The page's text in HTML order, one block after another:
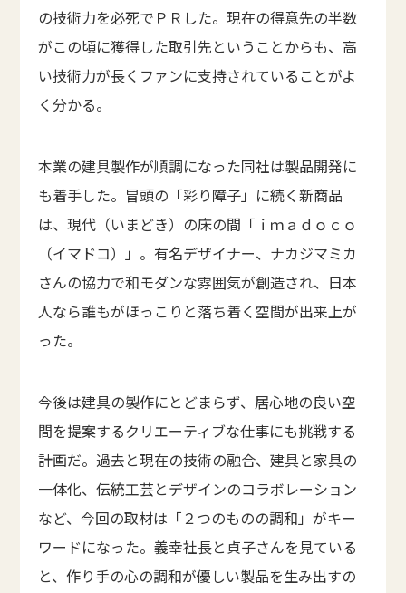
の技術力を必死でＰＲした。現在の得意先の半数
がこの頃に獲得した取引先ということからも、高
い技術力が長くファンに支持されていることがよ
く分かる。
本業の建具製作が順調になった同社は製品開発に
も着手した。冒頭の「彩り障子」に続く新商品
は、現代（いまどき）の床の間「ｉｍａｄｏｃｏ
（イマドコ）」。有名デザイナー、ナカジマミカ
さんの協力で和モダンな雰囲気が創造され、日本
人なら誰もがほっこりと落ち着く空間が出来上が
った。
今後は建具の製作にとどまらず、居心地の良い空
間を提案するクリエーティブな仕事にも挑戦する
計画だ。過去と現在の技術の融合、建具と家具の
一体化、伝統工芸とデザインのコラボレーション
など、今回の取材は「２つのものの調和」がキー
ワードになった。義幸社長と貞子さんを見ている
と、作り手の心の調和が優しい製品を生み出すの